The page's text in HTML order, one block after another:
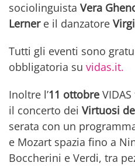
sociolinguista Vera
Lernere il danzatore
Tutti gli eventi sono
obbligatoria su vidas.it.
Inoltre l’11 ottobre
il concerto dei Virtuosi
serata con un
e Mozart spazia fino a
Boccherini e Verdi, tra